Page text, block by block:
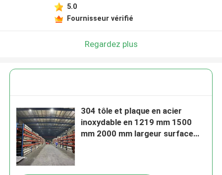
5.0
Fournisseur vérifié
Regardez plus
304 tôle et plaque en acier
inoxydable en 1219 mm 1500
mm 2000 mm largeur surface